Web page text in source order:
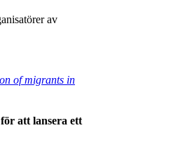
av
of migrants in
att lansera ett